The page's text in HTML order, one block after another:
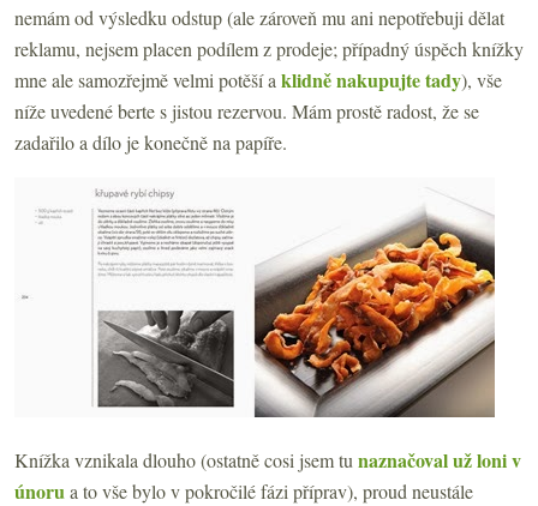
nemám od výsledku odstup (ale zároveň mu ani nepotřebuji dělat
reklamu, nejsem placen podílem z prodeje; případný úspěch knížky
mne ale samozřejmě velmi potěší a klidně nakupujte tady), vše
níže uvedené berte s jistou rezervou. Mám prostě radost, že se
zadařilo a dílo je konečně na papíře.
Knížka vznikala dlouho (ostatně cosi jsem tu naznačoval už loni v
únorua to vše bylo v pokročilé fázi příprav), proud neustále